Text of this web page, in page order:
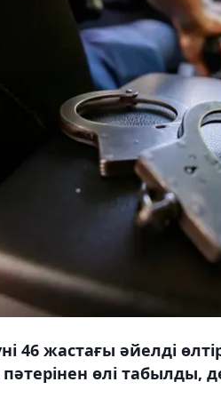
46 жастағы әйелді
өлі табылды,